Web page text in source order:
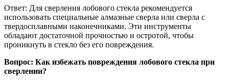
Ответ: Для сверления лобового стекла рекомендуется
использовать специальные алмазные сверла или сверла с
твердосплавными наконечниками. Эти инструменты
обладают достаточной прочностью и остротой, чтобы
проникнуть в стекло без его повреждения.
Вопрос: Как избежать повреждения лобового стекла при
сверлении?